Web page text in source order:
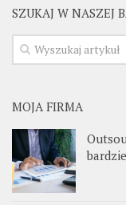
SZUKAJ W NASZEJ
MOJA FIRMA